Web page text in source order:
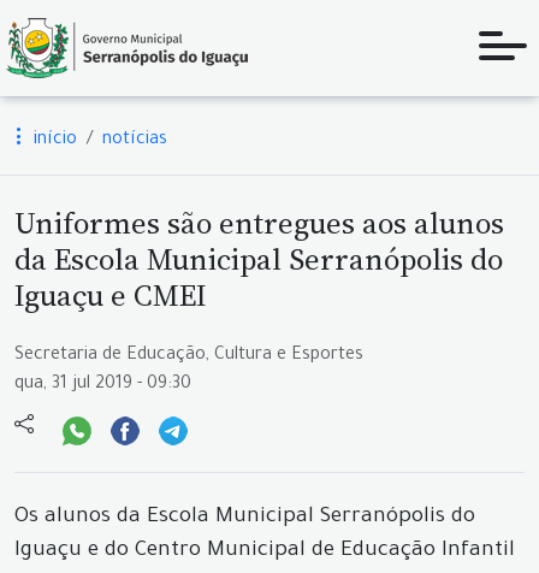
início notícias
Uniformes são entregues aos alunos
da Escola Municipal Serranópolis do
Iguaçu e CMEI
Secretaria de Educação, Cultura e Esportes
qua, 31 jul 2019 - 09:30
Os alunos da Escola Municipal Serranópolis do
Iguaçu e do Centro Municipal de Educação Infantil